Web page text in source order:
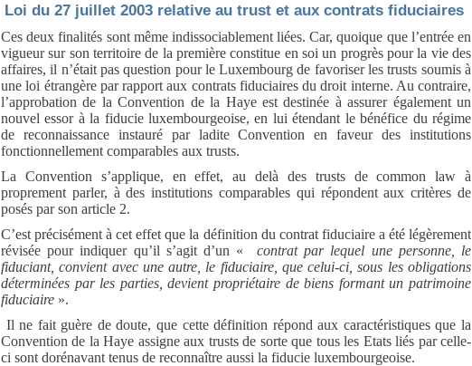
Loi du 27 juillet 2003 relative au trust et aux contrats fiduciaires
Ces deux finalités sont même indissociablement liées. Car, quoique que l’entrée en
vigueur sur son territoire de la première constitue en soi un progrès pour la vie des
affaires, il n’était pas question pour le Luxembourg de favoriser les trusts soumis à
une loi étrangère par rapport aux contrats fiduciaires du droit interne. Au contraire,
l’approbation de la Convention de la Haye est destinée à assurer également un
nouvel essor à la fiducie luxembourgeoise, en lui étendant le bénéfice du régime
de reconnaissance instauré par ladite Convention en faveur des institutions
fonctionnellement comparables aux trusts.
La Convention s’applique, en effet, au delà des trusts de common law à
proprement parler, à des institutions comparables qui répondent aux critères de
posés par son article 2.
C’est précisément à cet effet que la définition du contrat fiduciaire a été légèrement
révisée pour indiquer qu’il s’agit d’un « contrat par lequel une personne, le
fiduciant, convient avec une autre, le fiduciaire, que celui-ci, sous les obligations
déterminées par les parties, devient propriétaire de biens formant un patrimoine
fiduciaire ».
Il ne fait guère de doute, que cette définition répond aux caractéristiques que la
Convention de la Haye assigne aux trusts de sorte que tous les Etats liés par celle-
ci sont dorénavant tenus de reconnaître aussi la fiducie luxembourgeoise.